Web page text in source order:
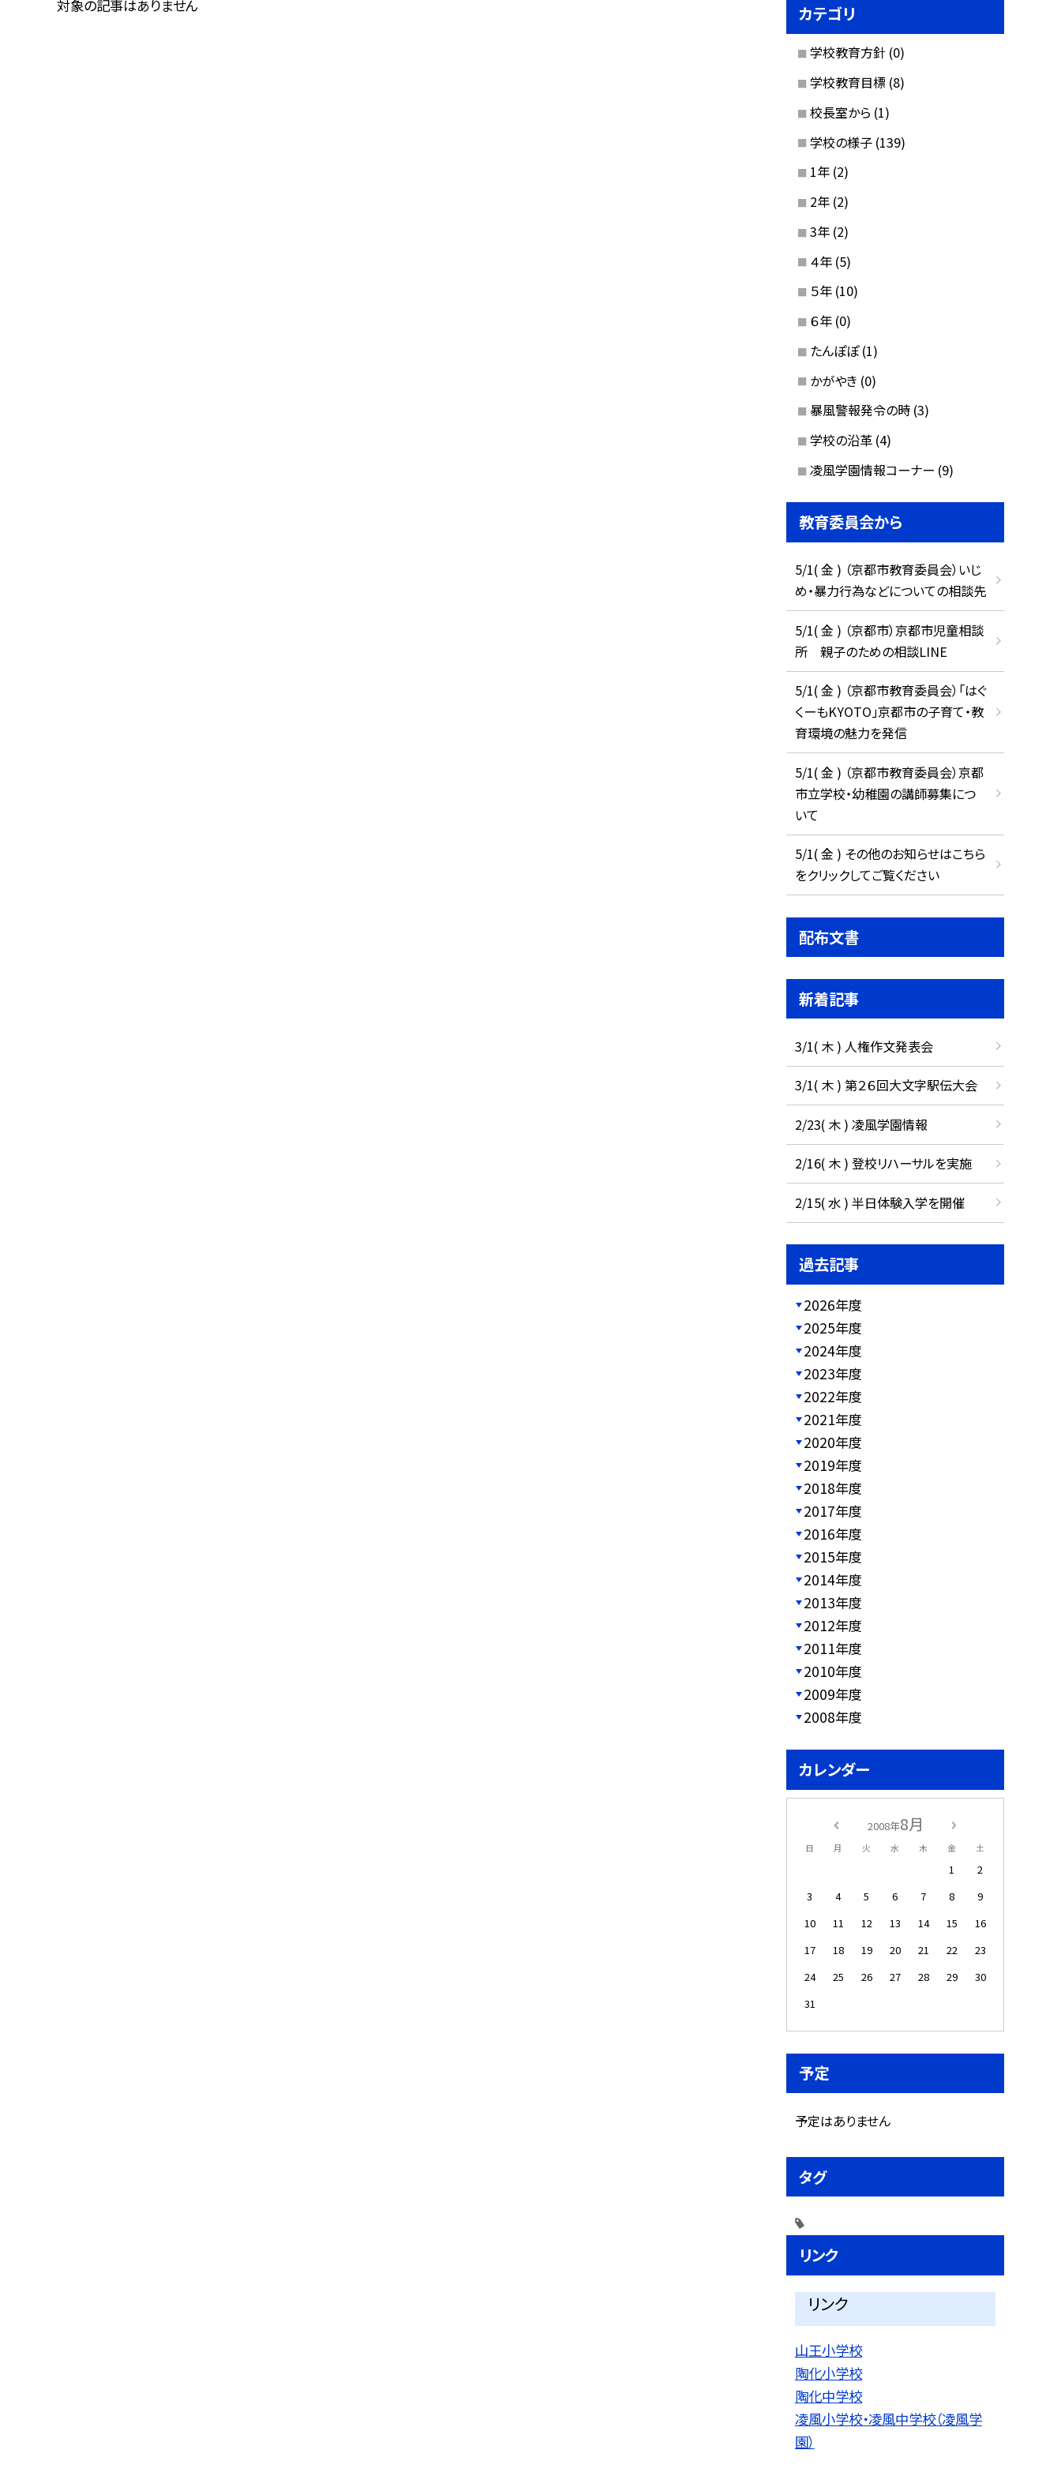
対象の記事はありません カテゴリ
学校教育方針 (0)
学校教育目標 (8)
校長室から (1)
学校の様子 (139)
1年 (2)
2年 (2)
3年 (2)
４年 (5)
５年 (10)
６年 (0)
たんぽぽ (1)
かがやき (0)
暴風警報発令の時 (3)
学校の沿革 (4)
凌風学園情報コーナー (9)
教育委員会から
5/1( 金 ) （京都市教育委員会）いじ
め・暴力行為などについての相談先
5/1( 金 ) （京都市）京都市児童相談
所 親子のための相談LINE
5/1( 金 ) （京都市教育委員会）「はぐ
くーもKYOTO」京都市の子育て・教
育環境の魅力を発信
5/1( 金 ) （京都市教育委員会）京都
市立学校・幼稚園の講師募集につ
いて
5/1( 金 ) その他のお知らせはこちら
をクリックしてご覧ください
配布文書
新着記事
3/1( 木 ) 人権作文発表会
3/1( 木 ) 第２６回大文字駅伝大会
2/23( 木 ) 凌風学園情報
2/16( 木 ) 登校リハーサルを実施
2/15( 水 ) 半日体験入学を開催
過去記事
2026年度
2025年度
2024年度
2023年度
2022年度
2021年度
2020年度
2019年度
2018年度
2017年度
2016年度
2015年度
2014年度
2013年度
2012年度
2011年度
2010年度
2009年度
2008年度
カレンダー
2008年8月
日 月 火 水 木 金 土
1
2
3
4 5 6 7 8
9
10
11 12 13 14 15
16
17
18 19 20 21 22
23
24
25 26 27 28 29
30
31
予定
予定はありません
タグ
リンク
リンク
山王小学校
陶化小学校
陶化中学校
凌風小学校・凌風中学校（凌風学
園）